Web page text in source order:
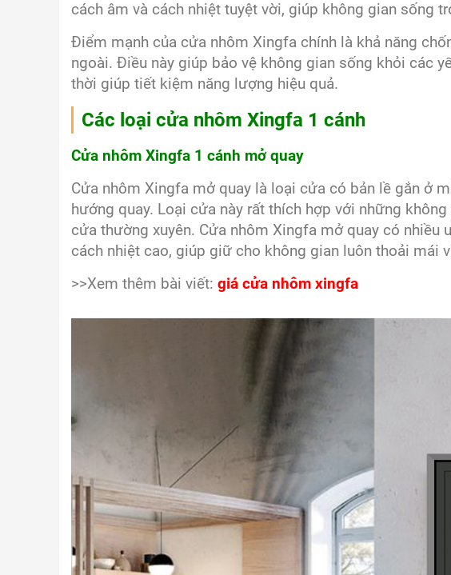
cách âm và cách nhiệt tuyệt vời, giúp không gian sống
Điểm mạnh của cửa nhôm Xingfa chính là khả năng
ngoài. Điều này giúp bảo vệ không gian sống khỏi các
thời giúp tiết kiệm năng lượng hiệu quả.
Các loại cửa nhôm Xingfa 1 cánh
Cửa nhôm Xingfa 1 cánh mở quay
Cửa nhôm Xingfa mở quay là loại cửa có bản lề gắn ở
hướng quay. Loại cửa này rất thích hợp với những
cửa thường xuyên. Cửa nhôm Xingfa mở quay có nhiều
cách nhiệt cao, giúp giữ cho không gian luôn thoải mái
>>Xem thêm bài viết: giá cửa nhôm xingfa